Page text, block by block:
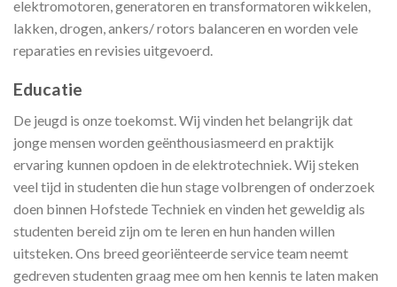
elektromotoren, generatoren en transformatoren wikkelen,
lakken, drogen, ankers/ rotors balanceren en worden vele
reparaties en revisies uitgevoerd.
Educatie
De jeugd is onze toekomst. Wij vinden het belangrijk dat
jonge mensen worden geënthousiasmeerd en praktijk
ervaring kunnen opdoen in de elektrotechniek. Wij steken
veel tijd in studenten die hun stage volbrengen of onderzoek
doen binnen Hofstede Techniek en vinden het geweldig als
studenten bereid zijn om te leren en hun handen willen
uitsteken. Ons breed georiënteerde service team neemt
gedreven studenten graag mee om hen kennis te laten maken